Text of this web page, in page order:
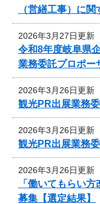
（営繕工事）に
2026年3月27日更新
令和8年度岐阜県
業務委託プロポー
2026年3月26日更新
観光PR出展業務
2026年3月26日更新
観光PR出展業務
2026年3月26日更新
「働いてもらい
募集【選定結果】